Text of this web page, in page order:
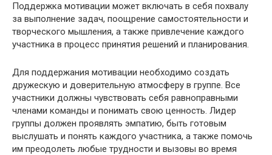
Поддержка мотивации может включать в себя похвалу
за выполнение задач, поощрение самостоятельности и
творческого мышления, а также привлечение каждого
участника в процесс принятия решений и планирования.
Для поддержания мотивации необходимо создать
дружескую и доверительную атмосферу в группе. Все
участники должны чувствовать себя равноправными
членами команды и понимать свою ценность. Лидер
группы должен проявлять эмпатию, быть готовым
выслушать и понять каждого участника, а также помочь
им преодолеть любые трудности и вызовы во время